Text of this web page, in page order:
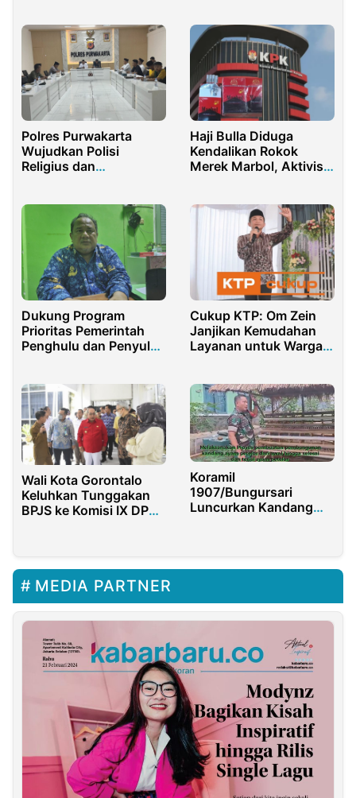
Polres Purwakarta
Wujudkan Polisi
Religius dan
Haji Bulla Diduga
Kendalikan Rokok
Merek Marbol, Aktivis
Dukung Program
Prioritas Pemerintah
Penghulu dan Penyuluh
Menag No. 2/2024
Cukup KTP: Om Zein
Janjikan Kemudahan
Layanan untuk Warga
Wali Kota Gorontalo
Keluhkan Tunggakan
BPJS ke Komisi IX DPR
Koramil
1907/Bungursari
Luncurkan Kandang
MEDIA PARTNER